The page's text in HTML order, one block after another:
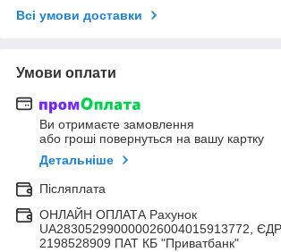
Всі умови доставки
Умови оплати
Ви отримаєте замовлення
або гроші повернуться на вашу картку
Детальніше
Післяплата
ОНЛАЙН ОПЛАТА Рахунок
UA283052990000026004015913772,
2198528909 ПАТ КБ "Приватбанк"